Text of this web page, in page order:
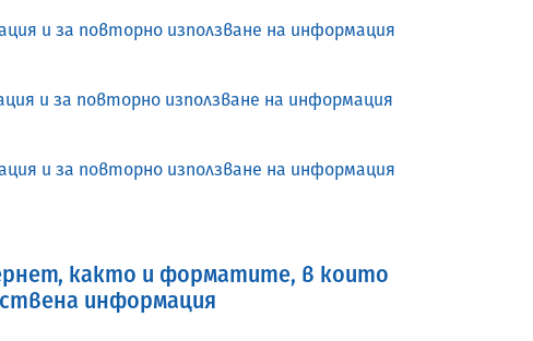
и за повторно използване на информация
и за повторно използване на информация
и за повторно използване на информация
както и форматите, в които
информация